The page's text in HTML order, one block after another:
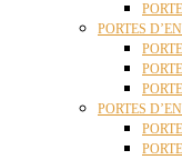
PORTES
PORTES